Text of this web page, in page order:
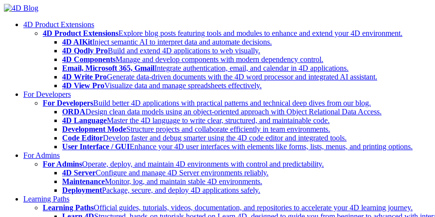
Skip
content4D Product Extensions
4D Product ExtensionsExplore blog posts featuring tools and modules to enhance and extend your 4D environment.
4D AIKitInject semantic AI to interpret data and automate decisions.
4D Qodly ProBuild and extend 4D applications to web visually.
4D ComponentsManage and develop components with modern dependency control.
Email, Microsoft 365, GmailIntegrate authentication, email, and calendar in 4D applications.
4D Write ProGenerate data-driven documents with the 4D word processor and integrated AI assistant.
4D View ProVisualize data and manage spreadsheets effectively.
For Developers
For DevelopersBuild better 4D applications with practical patterns and technical deep dives from our blog.
ORDADesign clean data models using an object-oriented approach with Object Relational Data Access.
4D LanguageMaster the 4D language to write clear, structured, and maintainable code.
Development ModeStructure projects and collaborate efficiently in team environments.
Code EditorDevelop faster and debug smarter using the 4D code editor and integrated tools.
User Interface / GUIEnhance your 4D user interfaces with elements like forms, lists, menus, and printing options.
For Admins
For AdminsOperate, deploy, and maintain 4D environments with control and predictability.
4D ServerConfigure and manage 4D Server environments reliably.
MaintenanceMonitor, log, and maintain stable 4D environments.
DeploymentPackage, secure, and deploy 4D applications safely.
Learning Paths
Learning PathsOfficial guides, tutorials, videos, documentation, and repositories to accelerate your 4D learning journey.